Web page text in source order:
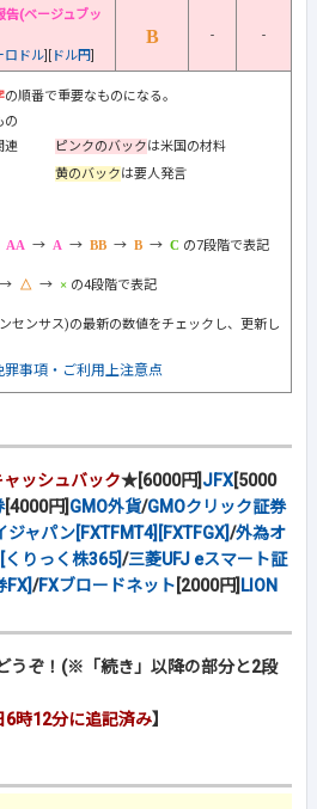
告(ベージュブッ
ロドル ドル円
- -
の順番で重要なものになる。
の
連 ピンクのバックは米国の材料
黄のバックは要人発言
→ → → → の7段階で表記
→ → の4段階で表記
センサス)の最新の数値をチェックし、更新し
事項・ご利用上注意点
ッシュバック★[6000円] JFX[5000
[4000円] GMO外貨/GMOクリック証券
ャパン[FXTFMT4][FXTFGX]/外為オ
りっく株365]/三菱UFJ eスマート証
FX]/FXブロードネット [2000円] LION
うぞ！(※「続き」以降の部分と2段
時12分に追記済み】